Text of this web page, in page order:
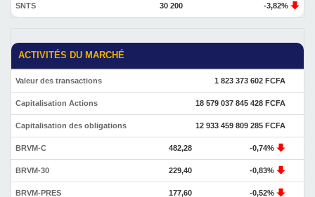
SNTS 30 200 -3,82%
ACTIVITÉS DU MARCHÉ
Valeur des transactions 1 823 373 602 FCFA
Capitalisation Actions 18 579 037 845 428 FCFA
Capitalisation des obligations 12 933 459 809 285 FCFA
BRVM-C 482,28 -0,74%
BRVM-30 229,40 -0,83%
BRVM-PRES 177,60 -0,52%